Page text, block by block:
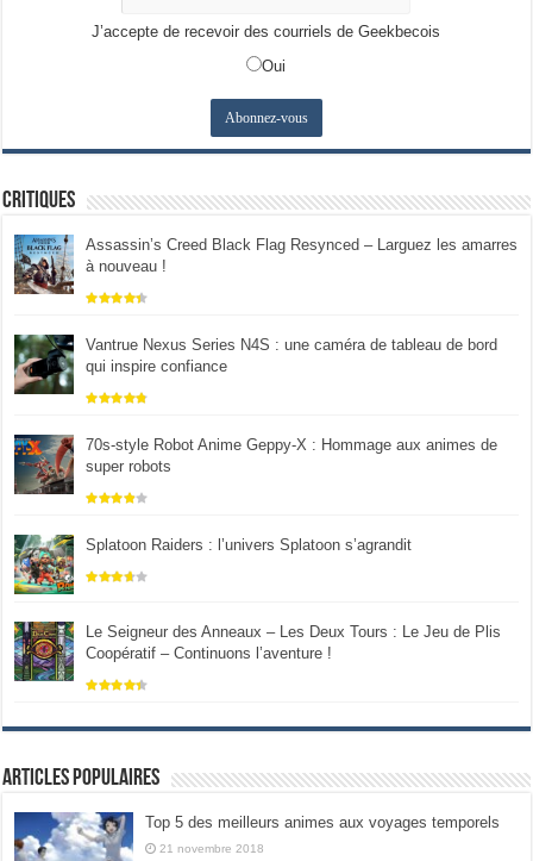
J’accepte de recevoir des courriels de Geekbecois
Oui
Critiques
Assassin’s Creed Black Flag Resynced – Larguez les amarres
à nouveau !
Vantrue Nexus Series N4S : une caméra de tableau de bord
qui inspire confiance
70s-style Robot Anime Geppy-X : Hommage aux animes de
super robots
Splatoon Raiders : l’univers Splatoon s’agrandit
Le Seigneur des Anneaux – Les Deux Tours : Le Jeu de Plis
Coopératif – Continuons l’aventure !
Articles populaires
Top 5 des meilleurs animes aux voyages temporels
21 novembre 2018